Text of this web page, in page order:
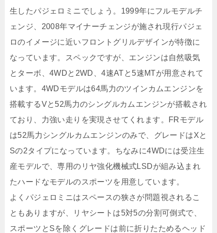
生したパジェロミニでしょう。1999年にフルモデルチ
ェンジ、2008年マイナーチェンジが施され現行パジェ
ロのイメージに近いフロントグリルデザインが特徴に
なっています。スペックですが、エンジンは自然吸気
とターボ、4WDと2WD、4速ATと5速MTが用意されて
います。4WDモデルは64馬力のツインカムエンジンを
搭載するVと52馬力のシングルカムエンジンが搭載され
ており、力強い走りを実現させてくれます。FRモデル
は52馬力シングルカムエンジンのみで、グレードはXと
Sの2タイプになっています。ちなみに4WDには受注生
産モデルで、専用のリヤ強化機械式LSDが組み込まれ
たハードなモデルのスポーツを用意しています。
よくパジェロミニはスペースの狭さが問題視されるこ
ともありますが、リヤシートは5対5の分割可倒式で、
スポーツとSを除くグレードは前に折りたためるヘッド